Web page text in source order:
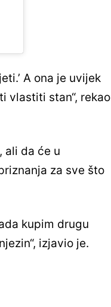
A ona je uvijek
vlastiti stan“, rekao
ali da će u
za sve što
kupim drugu
izjavio je.